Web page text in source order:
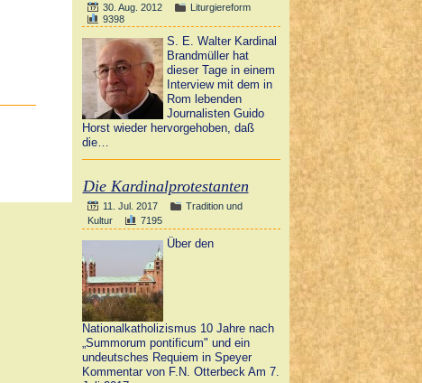
30. Aug. 2012
Liturgiereform
9398
S. E. Walter Kardinal
Brandmüller hat
dieser Tage in einem
Interview mit dem in
Rom lebenden
Journalisten Guido
Horst wieder hervorgehoben, daß
die…
Die Kardinalprotestanten
11. Jul. 2017
Tradition und
Kultur
7195
Über den
Nationalkatholizismus 10 Jahre nach
„Summorum pontificum" und ein
undeutsches Requiem in Speyer
Kommentar von F.N. Otterbeck Am 7.